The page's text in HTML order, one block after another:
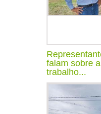
falam sobre
trabalho...